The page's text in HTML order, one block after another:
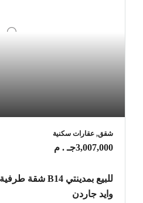
شقق, عقارات سكنية
3,007,000جـ . م
وايد جاردن